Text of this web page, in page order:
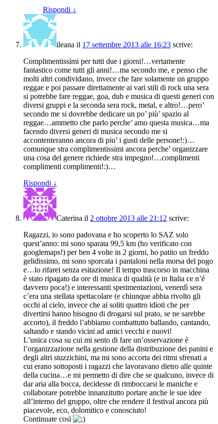
Rispondi ↓
ileana il 17 settembre 2013 alle 16:23 scrive:
Complimentissimi per tutti due i giorni!…vertamente
fantastico come tutti gli anni!…ma secondo me, e penso che
molti altri condividano, invece che fare solamente un gruppo
reggae e poi passare direttamente ai vari stili di rock una sera
si potrebbe fare reggae, goa, dub e musica di questi generi con
diversi gruppi e la seconda sera rock, metal, e altro!…pero’
secondo me si dovrebbe dedicare un po’ più’ spazio al
reggae…ammetto che parlo perche’ amo questa musica…ma
facendo diversi generi di musica secondo me si
accontenteranno ancora di piu’ i gusti delle persone!:)…
comunque stra complimentissimi ancora perche’ organizzare
una cosa del genere richiede stra impegno!…complimenti
complimenti complimenti!:)…
Rispondi ↓
Caterina il 2 ottobre 2013 alle 21:12 scrive:
Ragazzi, io sono padovana e ho scoperto lo SAZ solo
quest’anno: mi sono sparata 99,5 km (ho verificato con
googlemaps!) per ben 4 volte in 2 giorni, ho patito un freddo
gelidissimo, mi sono sporcata i pantaloni nella morsa del pogo
e…lo rifarei senza esitazione! Il tempo trascorso in macchina
è stato ripagato da ore di musica di qualità (e in Italia ce n’é
davvero poca!) e interessanti sperimentazioni, venerdì sera
c’era una stellata spettacolare (e chiunque abbia rivolto gli
occhi al cielo, invece che ai soliti quattro idioti che per
divertirsi hanno bisogno di drogarsi sul prato, se ne sarebbe
accorto), il freddo l’abbiamo combattutto ballando, cantando,
saltando e stando vicini ad amici vecchi e nuovi!
L’unica cosa su cui mi sento di fare un’osservazione è
l’organizzazione nella gestione della distribuzione dei panini e
degli altri stuzzichini, ma mi sono accorta dei ritmi sfrenati a
cui erano sottoposti i ragazzi che lavoravano dietro alle quinte
della cucina…e mi permetto di dire che se qualcuno, invece di
dar aria alla bocca, decidesse di rimboccarsi le maniche e
collaborare potrebbe innanzitutto portare anche le sue idee
all’interno del gruppo, oltre che rendere il festival ancora più
piacevole, eco, dolomitico e conosciuto!
Continuate così